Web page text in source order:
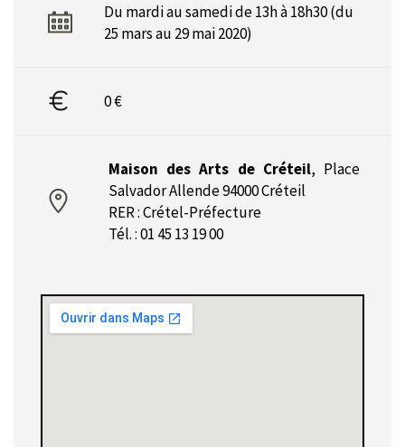
Du mardi au samedi de 13h à 18h30 (du
25 mars au 29 mai 2020)
0 €
Maison des Arts de Créteil, Place
Salvador Allende 94000 Créteil
RER : Crétel-Préfecture
Tél. : 01 45 13 19 00